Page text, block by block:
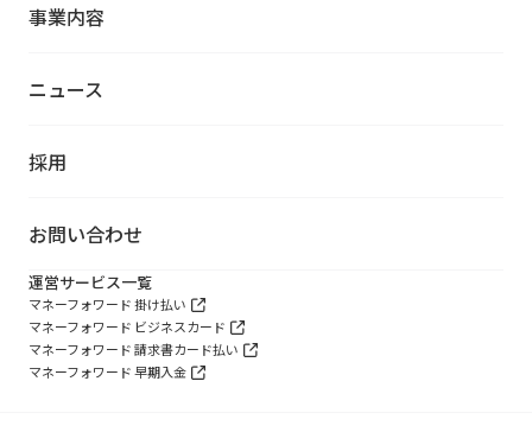
事業内容
ニュース
採用
お問い合わせ
運営サービス一覧
マネーフォワード 掛け払い
マネーフォワード ビジネスカード
マネーフォワード 請求書カード払い
マネーフォワード 早期入金